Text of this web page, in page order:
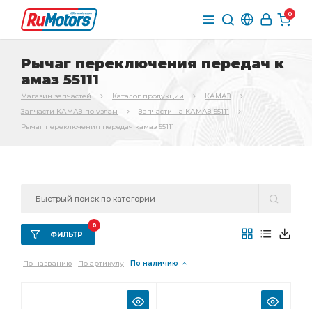
0
Рычаг переключения передач к
амаз 55111
Магазин запчастей Каталог продукции
КАМАЗ
Запчасти КАМАЗ по узлам
Запчасти на КАМАЗ 55111
Рычаг переключения передач камаз 55111
ФИЛЬТР
0
По названию По артикулу По наличию